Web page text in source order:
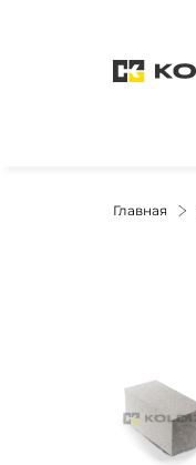
Главная